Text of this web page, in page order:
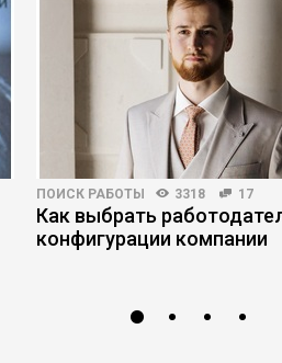
ПОИСК РАБОТЫ 3318 17
Как выбрать
конфигурации компании